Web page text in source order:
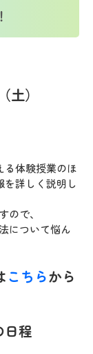
土）
る体験授業のほ
詳しく説明し
ので、
について悩ん
こちらから
日程